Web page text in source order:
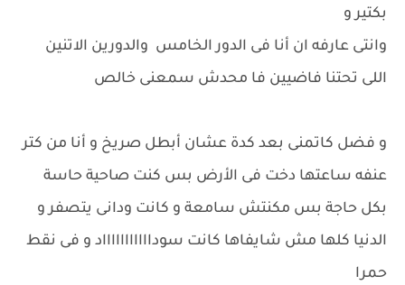
بكتير و
وانتى عارفه ان أنا فى الدور الخامس والدورين الاتنين
اللى تحتنا فاضيين فا محدش سمعنى خالص
و فضل كاتمنى بعد كدة عشان أبطل صريخ و أنا من كتر
عنفه ساعتها دخت فى الأرض بس كنت صاحية حاسة
بكل حاجة بس مكنتش سامعة و كانت ودانى يتصفر و
الدنيا كلها مش شايفاها كانت سوداااااااااااد و فى نقط
حمرا